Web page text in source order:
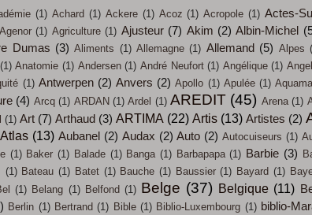
(1) Achard (1) Ackere (1) Acoz (1) Acropole (1) Actes-
Agenor (1) Agriculture (1) Ajusteur (7) Akim (2) Albin-Michel
Dumas (3) Aliments (1) Allemagne (1) Allemand (5) Alpes
(1) Anatomie (1) Andersen (1) André Neufort (1) Angélique (1)
(1) Antwerpen (2) Anvers (2) Apollo (1) Apulée (1)
(4) Arcq (1) ARDAN (1) Ardel (1) AREDIT (45) Arena (1)
(1) Art (7) Arthaud (3) ARTIMA (22) Artis (13) Artistes (2)
Atlas (13) Aubanel (2) Audax (2) Auto (2) Autocuiseurs (1)
(1) Baker (1) Balade (1) Banga (1) Barbapapa (1) Barbie (3)
(1) Bateau (1) Batet (1) Bauche (1) Baussier (1) Bayard (1)
(1) Belang (1) Belfond (1) Belge (37) Belgique (11)
Berlin (1) Bertrand (1) Bible (1) Biblio-Luxembourg (1) biblio-